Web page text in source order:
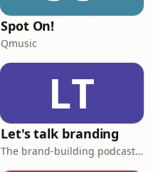
Spot On!
Qmusic
LT
Let's talk branding
The brand-building podcast by Stef Hamerlinck